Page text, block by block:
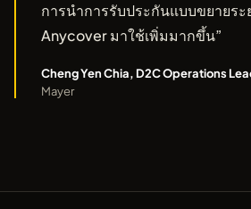
การนำการรับประกันแบบขยายระ
Anycover มาใช้เพิ่มมากขึ้น”
Cheng Yen Chia, D2C Operations
Mayer